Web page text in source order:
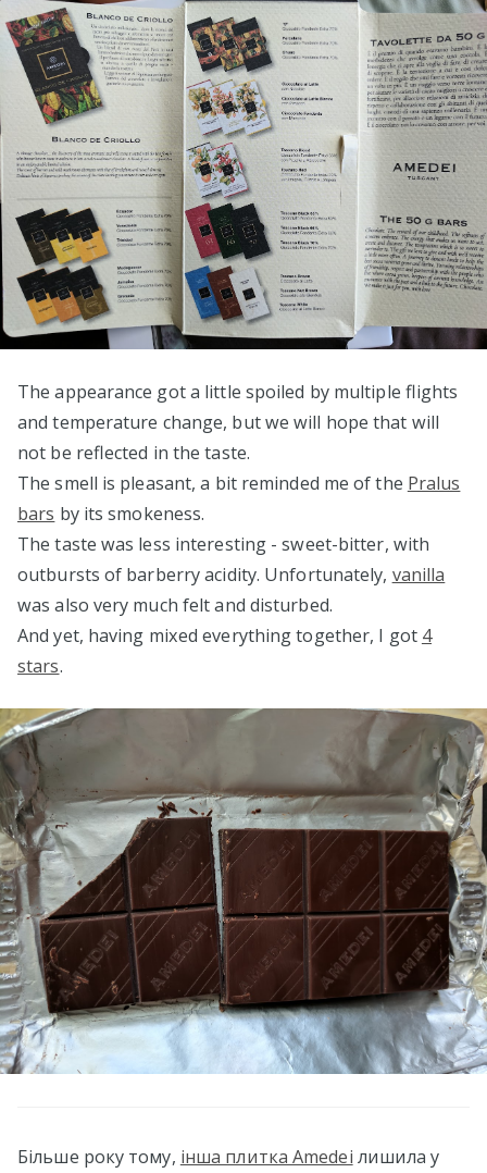
The appearance got a little spoiled by multiple flights
and temperature change, but we will hope that will
not be reflected in the taste.
The smell is pleasant, a bit reminded me of the Pralus
bars by its smokeness.
The taste was less interesting - sweet-bitter, with
outbursts of barberry acidity. Unfortunately, vanilla
was also very much felt and disturbed.
And yet, having mixed everything together, I got 4
stars.
Більше року тому, інша плитка Amedei лишила у